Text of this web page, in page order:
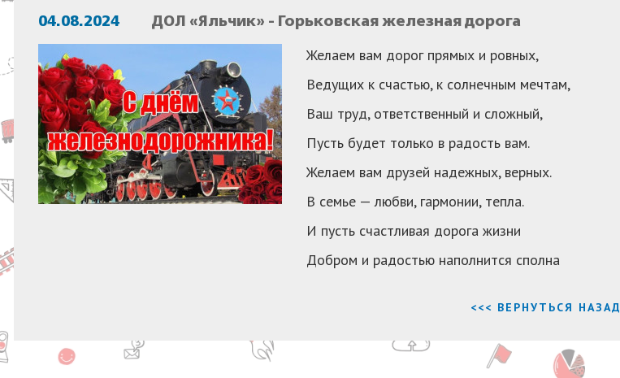
04.08.2024 ДОЛ «Яльчик» - Горьковская железная дорога
Желаем вам дорог прямых и ровных,
Ведущих к счастью, к солнечным мечтам,
Ваш труд, ответственный и сложный,
Пусть будет только в радость вам.
Желаем вам друзей надежных, верных.
В семье — любви, гармонии, тепла.
И пусть счастливая дорога жизни
Добром и радостью наполнится сполна
<<< ВЕРНУТЬСЯ НАЗАД